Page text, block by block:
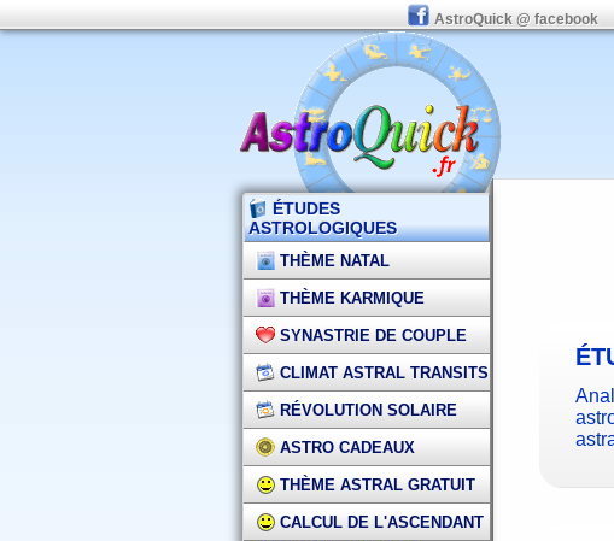
AstroQuick @ facebook
ÉTUDES
ASTROLOGIQUES
THÈME NATAL
THÈME KARMIQUE
SYNASTRIE DE COUPLE
CLIMAT ASTRAL TRANSITS
RÉVOLUTION SOLAIRE
ASTRO CADEAUX
THÈME ASTRAL GRATUIT
CALCUL DE L'ASCENDANT